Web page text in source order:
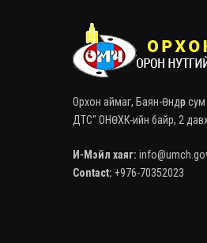
Орхон аймаг, Баян-Өндөр
ДТС" ОНӨХК-ийн байр, 2
И-Мэйл хаяг:
Contact: +976-70352023